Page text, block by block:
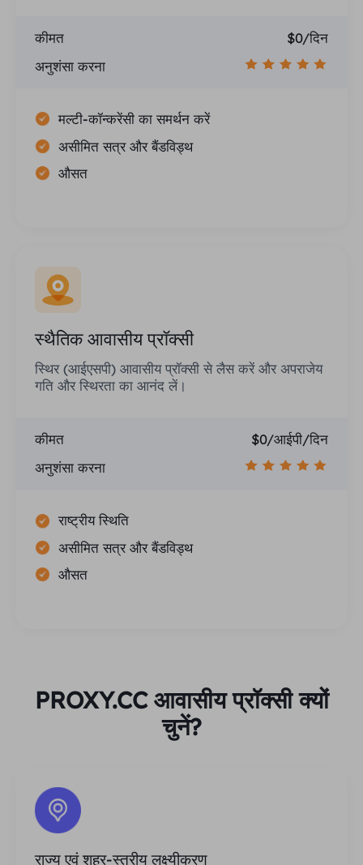
कीमत
$0/दिन
अनुशंसा करना
मल्टी-कॉन्करेंसी का समर्थन करें
असीमित सत्र और बैंडविड्थ
औसत
स्थैतिक आवासीय प्रॉक्सी
स्थिर (आईएसपी) आवासीय प्रॉक्सी से लैस करें और अपराजेय
गति और स्थिरता का आनंद लें।
कीमत
$0/आईपी/दिन
अनुशंसा करना
राष्ट्रीय स्थिति
असीमित सत्र और बैंडविड्थ
औसत
PROXY.CC आवासीय प्रॉक्सी क्यों
चुनें?
राज्य एवं शहर-स्तरीय लक्ष्यीकरण